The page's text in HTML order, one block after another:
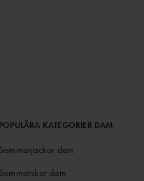
POPULÄRA KATEGORIER DAM
Sommarjackor dam
Sommarskor dam